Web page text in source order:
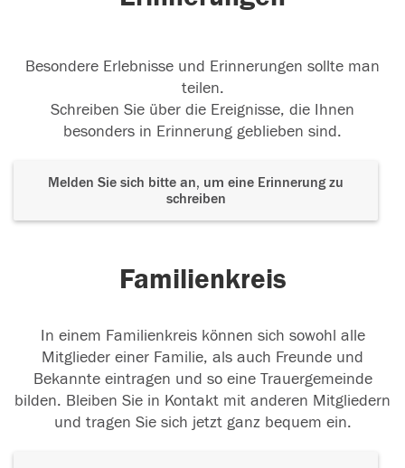
Besondere Erlebnisse und Erinnerungen sollte man
teilen.
Schreiben Sie über die Ereignisse, die Ihnen
besonders in Erinnerung geblieben sind.
Melden Sie sich bitte an, um eine Erinnerung zu
schreiben
Familienkreis
In einem Familienkreis können sich sowohl alle
Mitglieder einer Familie, als auch Freunde und
Bekannte eintragen und so eine Trauergemeinde
bilden. Bleiben Sie in Kontakt mit anderen Mitgliedern
und tragen Sie sich jetzt ganz bequem ein.